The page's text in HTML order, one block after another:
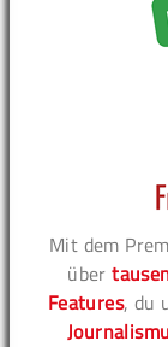
Mit dem
über
Features, du